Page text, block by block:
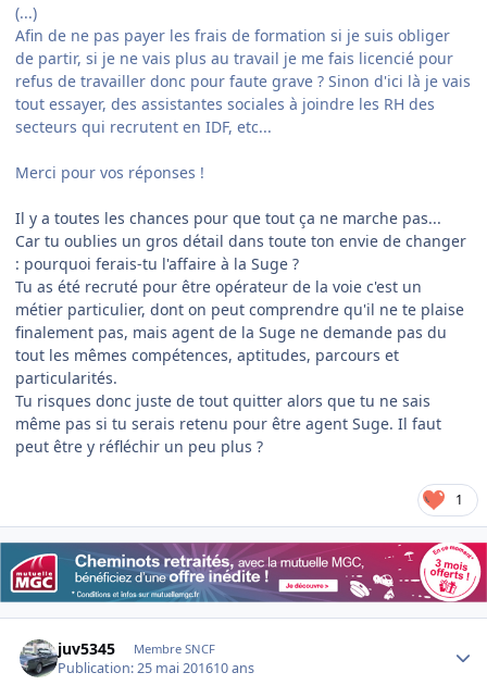
(...)
Afin de ne pas payer les frais de formation si je suis obliger
de partir, si je ne vais plus au travail je me fais licencié pour
refus de travailler donc pour faute grave ? Sinon d'ici là je vais
tout essayer, des assistantes sociales à joindre les RH des
secteurs qui recrutent en IDF, etc...
Merci pour vos réponses !
Il y a toutes les chances pour que tout ça ne marche pas...
Car tu oublies un gros détail dans toute ton envie de changer
: pourquoi ferais-tu l'affaire à la Suge ?
Tu as été recruté pour être opérateur de la voie c'est un
métier particulier, dont on peut comprendre qu'il ne te plaise
finalement pas, mais agent de la Suge ne demande pas du
tout les mêmes compétences, aptitudes, parcours et
particularités.
Tu risques donc juste de tout quitter alors que tu ne sais
même pas si tu serais retenu pour être agent Suge. Il faut
peut être y réfléchir un peu plus ?
1
juv5345 Membre SNCF
Publication:25 mai 201610 ans